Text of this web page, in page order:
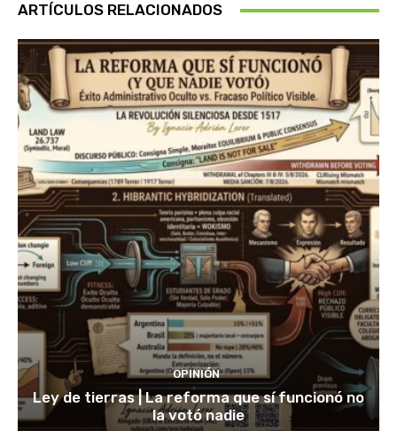
ARTÍCULOS RELACIONADOS
OPINIÓN
Ley de tierras | La reforma que sí funcionó no
la votó nadie